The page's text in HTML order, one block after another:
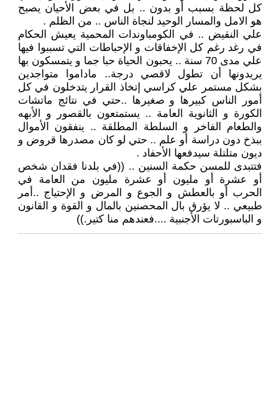
كل لحظة بسبب أو بدون .. بل في بعض الأحيان يصبح
هو الامل والمسار الوحيد لنجاة الناس .. من الظلم .
علي النقيض .. في الكومباوندات المحمية يعيش الحكام
في رغد رغم كل الإخفاقات و الإحباطات التي تسببوا فيها
علي مدى 70 سنة .. يحبون الحياة حبا جما و يتمسكون بها
يريدونها أن تطول لاقصي درجة.. ماداموا متواجدين
بشكل مستمر علي كراسي إتخاذ القرار يتدخلون في كل
أمور الناس كبيرها و صغيرها ..حتي في نتائج ماتشات
الكورة و الثانوية العامة .. يستمتعون بالقصور و الأبهه
والطعام الفاخر و السلطة المطلقة .. ينفقون الأموال
ببذخ دون دراسة أو علم .. حتي لو كان مصدرها قروض و
ديون متلتلة سيدفعها الأحفاد .
فتتبدى للمسن حكمة السنين .. ((في بلدنا فقدان شخص
أو عشرة أو مليون أو عشرة مليون من العامة في
الحرب أو بالعطش و الجوع و المرض و الإحتياج ..أمر
طبيعي .. لا يؤرق بال المحصنين بالمال و القوة و القانون
و الباسبورتات الأجنبية ....فعندهم منا كتير.))